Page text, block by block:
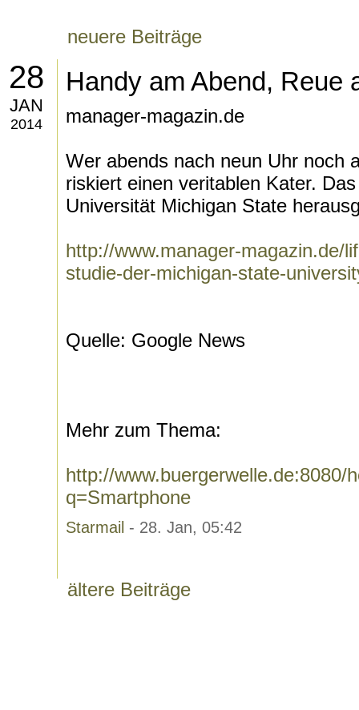
neuere Beiträge
28
JAN
2014
Handy am Abend, Reue
manager-magazin.de
Wer abends nach neun Uhr noch
riskiert einen veritablen Kater.
Universität Michigan State
http://www.manager-magazin.de/
studie-der-michigan-state-
Quelle: Google News
Mehr zum Thema:
http://www.buergerwelle.de:8080/
q=Smartphone
Starmail - 28. Jan, 05:42
ältere Beiträge